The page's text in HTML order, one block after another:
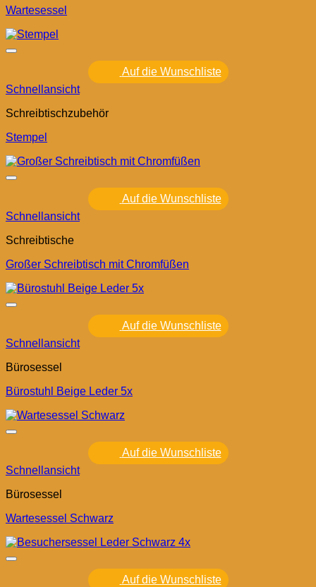
Wartesessel
Auf die Wunschliste
Schnellansicht
Schreibtischzubehör
Stempel
Auf die Wunschliste
Schnellansicht
Schreibtische
Großer Schreibtisch mit Chromfüßen
Auf die Wunschliste
Schnellansicht
Bürosessel
Bürostuhl Beige Leder 5x
Auf die Wunschliste
Schnellansicht
Bürosessel
Wartesessel Schwarz
Auf die Wunschliste